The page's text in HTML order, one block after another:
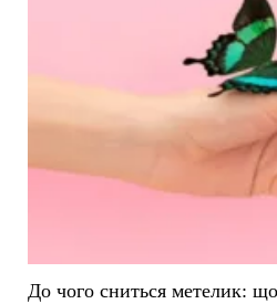
До чого сниться метелик: